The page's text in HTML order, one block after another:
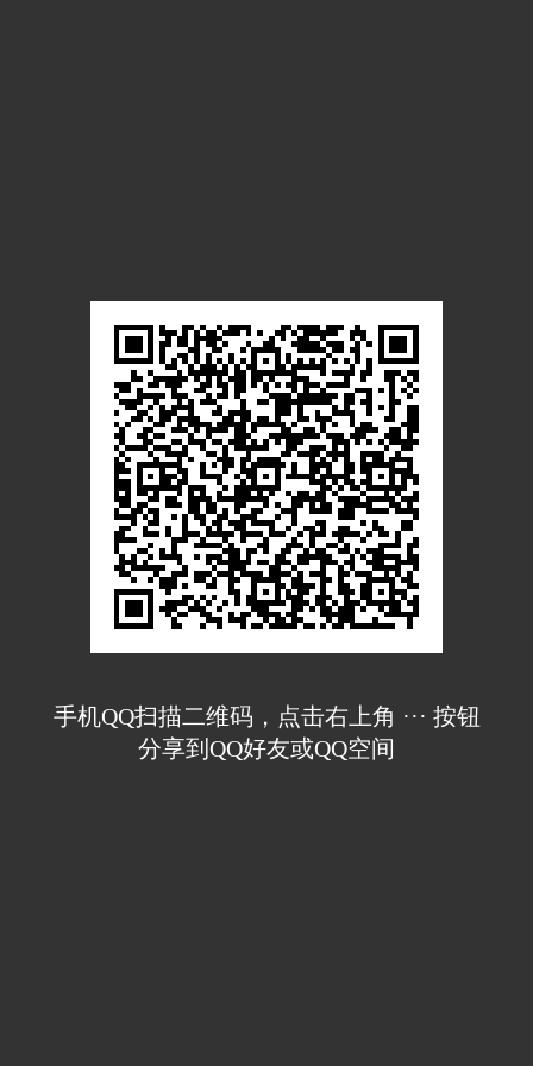
手机QQ扫描二维码，点击右上角 ··· 按钮
分享到QQ好友或QQ空间